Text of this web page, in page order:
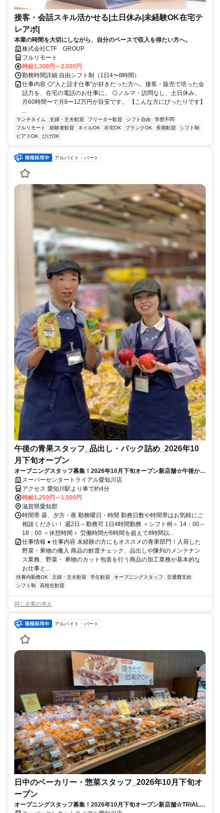
接客・会話スキル活かせる|土日休み|未経験OK在宅テ
レアポ|
本業の時間を大切にしながら、自分のペースで収入を得たい方へ。
株式会社CTF GROUP
フルリモート
時給1,300円～2,000円
勤務時間詳細 自由シフト制（1日4〜8時間）
仕事内容 ◎"人と話す仕事"が好きだった方へ。接客・販売で培った会
話力を、在宅の電話のお仕事に。 ◎ノルマ・訪問なし、土日休み。
月60時間〜で月8〜12万円が目安です。 【こんな方にぴったりです】
...
ランチタイム 主婦・主夫歓迎 フリーター歓迎 シフト自由
学歴不問
フルリモート
経験者歓迎 ネイルOK 在宅OK ブランクOK 長期歓迎
シフト制
ピアスOK
ひげOK
アルバイト・パート
午後の青果スタッフ_品出し・パック詰め_2026年10
月下旬オープン
オープニングスタッフ募集！2026年10月下旬オープン新店舗☆午後から
ゆっくり勤務♪未経験者◎
スーパーセンタートライアル愛知川店
アクセス 愛知川駅より車で約4分
時給1,250円～1,500円
滋賀県愛知郡
時間帯 昼、夕方・夜 勤務曜日・時間 勤務日数や時間帯はお気軽にご
相談ください！ 週2日～勤務可 1日4時間勤務 ＜シフト例＞ 14：00～
18：00 ＜休憩時間＞ 労働時間が6時間を超えて8時間以...
仕事情報 ● 仕事内容 未経験の方にもオススメの青果部門！入荷した
野菜・果物の搬入 商品の鮮度チェック、品出しや陳列のメンテナン
ス業務、野菜・ 果物のカット包装を行う商品の加工業務が基本的な
お仕事と...
扶養内勤務OK 主婦・主夫歓迎 学生歓迎 オープニングスタッフ
交通費支給
シフト制
高校生歓迎
同じ企業の求人
アルバイト・パート
日中のベーカリー・惣菜スタッフ_2026年10月下旬オ
ープン
オープニングスタッフ募集！2026年10月下旬オープン新店舗☆TRIALの